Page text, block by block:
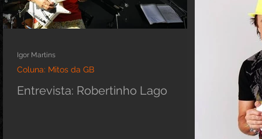
Entrevista: Robertinho Lago
Coluna: Mitos da GB
Igor Martins